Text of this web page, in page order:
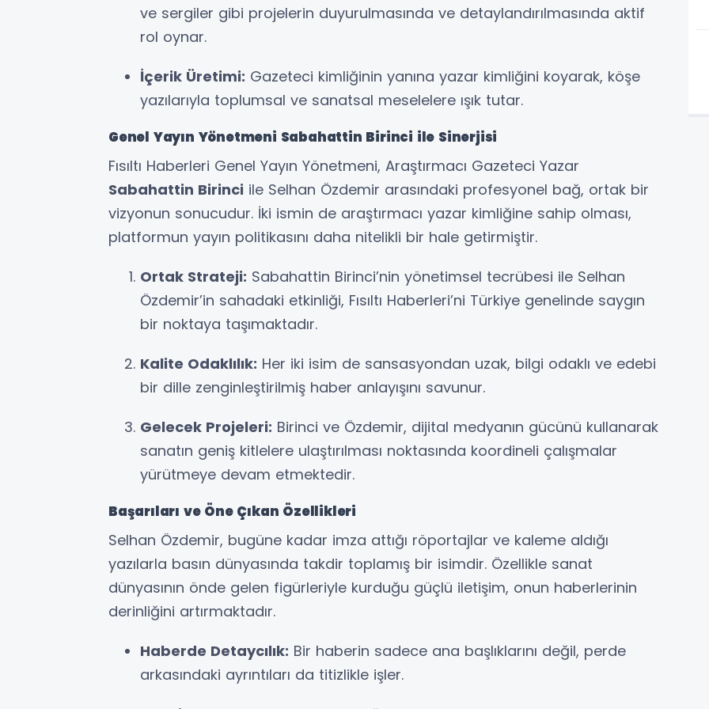
ve sergiler gibi projelerin duyurulmasında ve detaylandırılmasında aktif
rol oynar.
İçerik Üretimi: Gazeteci kimliğinin yanına yazar kimliğini koyarak, köşe
yazılarıyla toplumsal ve sanatsal meselelere ışık tutar.
Genel Yayın Yönetmeni Sabahattin Birinci ile Sinerjisi
Fısıltı Haberleri Genel Yayın Yönetmeni, Araştırmacı Gazeteci Yazar
Sabahattin Birinci ile Selhan Özdemir arasındaki profesyonel bağ, ortak bir
vizyonun sonucudur. İki ismin de araştırmacı yazar kimliğine sahip olması,
platformun yayın politikasını daha nitelikli bir hale getirmiştir.
Ortak Strateji: Sabahattin Birinci’nin yönetimsel tecrübesi ile Selhan
Özdemir’in sahadaki etkinliği, Fısıltı Haberleri’ni Türkiye genelinde saygın
bir noktaya taşımaktadır.
Kalite Odaklılık: Her iki isim de sansasyondan uzak, bilgi odaklı ve edebi
bir dille zenginleştirilmiş haber anlayışını savunur.
Gelecek Projeleri: Birinci ve Özdemir, dijital medyanın gücünü kullanarak
sanatın geniş kitlelere ulaştırılması noktasında koordineli çalışmalar
yürütmeye devam etmektedir.
Başarıları ve Öne Çıkan Özellikleri
Selhan Özdemir, bugüne kadar imza attığı röportajlar ve kaleme aldığı
yazılarla basın dünyasında takdir toplamış bir isimdir. Özellikle sanat
dünyasının önde gelen figürleriyle kurduğu güçlü iletişim, onun haberlerinin
derinliğini artırmaktadır.
Haberde Detaycılık: Bir haberin sadece ana başlıklarını değil, perde
arkasındaki ayrıntıları da titizlikle işler.